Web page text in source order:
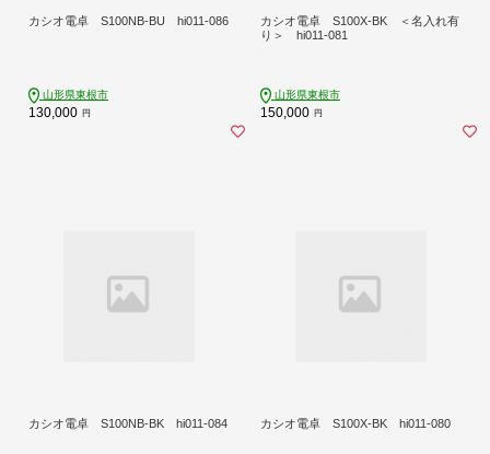
カシオ電卓 S100NB-BU hi011-086
山形県東根市
130,000 円
カシオ電卓 S100X-BK ＜名入れ有
り＞ hi011-081
山形県東根市
150,000 円
カシオ電卓 S100NB-BK hi011-084 カシオ電卓 S100X-BK hi011-080